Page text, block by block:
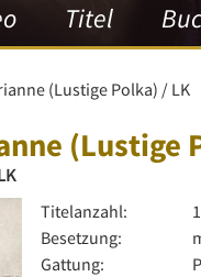
Titel
(Lustige Polka) / LK
(Lustige
Titelanzahl:
1
Besetzung:
Gattung: